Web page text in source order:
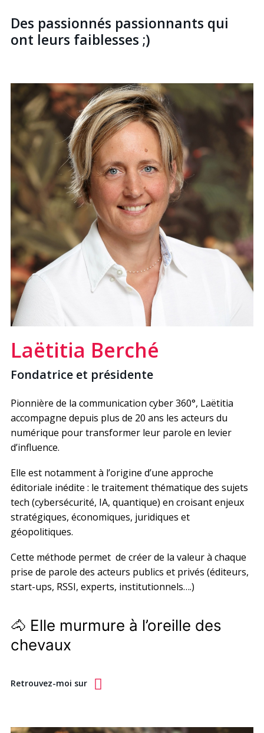
Des passionnés passionnants qui
ont leurs faiblesses ;)
Laëtitia Berché
Fondatrice et présidente
Pionnière de la communication cyber 360°, Laëtitia
accompagne depuis plus de 20 ans les acteurs du
numérique pour transformer leur parole en levier
d’influence.
Elle est notamment à l’origine d’une approche
éditoriale inédite : le traitement thématique des sujets
tech (cybersécurité, IA, quantique) en croisant enjeux
stratégiques, économiques, juridiques et
géopolitiques.
Cette méthode permet de créer de la valeur à chaque
prise de parole des acteurs publics et privés (éditeurs,
start-ups, RSSI, experts, institutionnels….)
🐴 Elle murmure à l’oreille des
chevaux
Retrouvez-moi sur